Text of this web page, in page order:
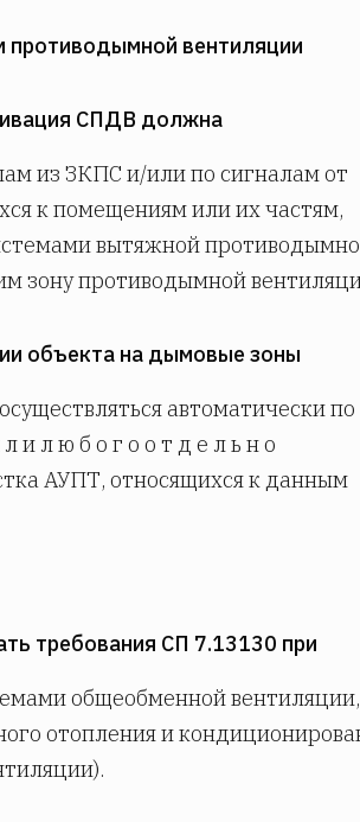
противодымной вентиляции
СПДВ должна
из ЗКПС и/или по сигналам от
к помещениям или их частям,
вытяжной
зону противодымной
объекта на дымовые зоны
автоматически по
и л ю б о г о о т д е л ь н о
АУПТ, относящихся к данным
требования СП 7.13130 при
общеобменной вентиляции,
отопления и